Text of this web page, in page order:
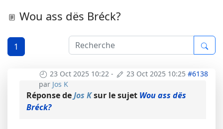
Wou ass dës Bréck?
1
23 Oct 2025 10:22 - 23 Oct 2025 10:25 #6138
par Jos K
Réponse deJos Ksur le sujet Wou ass dës
Bréck?